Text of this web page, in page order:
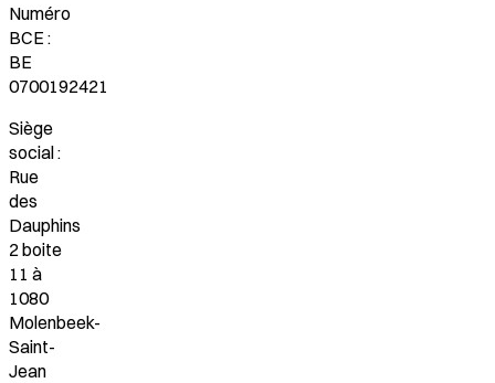
Numéro
BCE :
BE
0700192421
Siège
social :
Rue
des
Dauphins
2 boite
11 à
1080
Molenbeek-
Saint-
Jean